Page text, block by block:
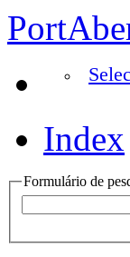
Index
Formulário de